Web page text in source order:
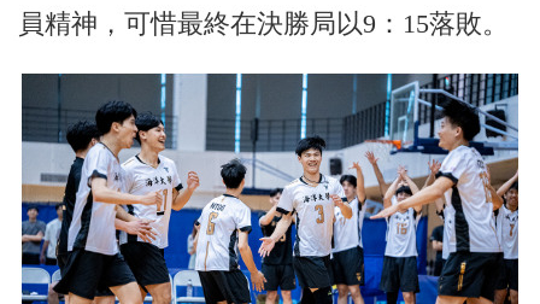
員精神，可惜最終在決勝局以9：15落敗。